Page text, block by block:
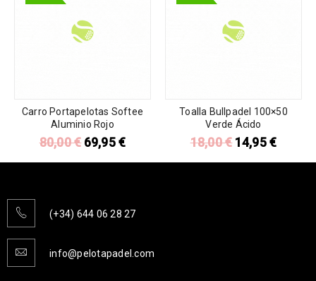
Carro Portapelotas Softee
Aluminio Rojo
80,00€ 69,95€
Toalla Bullpadel 100×50
Verde Ácido
18,00€ 14,95€
(+34) 644 06 28 27
info@pelotapadel.com